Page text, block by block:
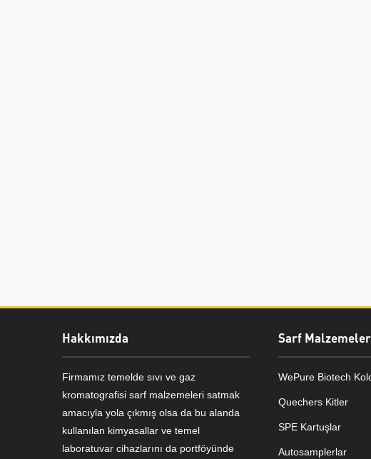
Hakkımızda
Firmamız temelde sıvı ve gaz
kromatografisi sarf malzemeleri satmak
amacıyla yola çıkmış olsa da bu alanda
kullanılan kimyasallar ve temel
laboratuvar cihazlarını da portföyünde
Sarf
WePure Biotech
Quechers Kitler
SPE Kartuşlar
Autosamplerlar
Genel Laboratuvar Cihazları
Grubu